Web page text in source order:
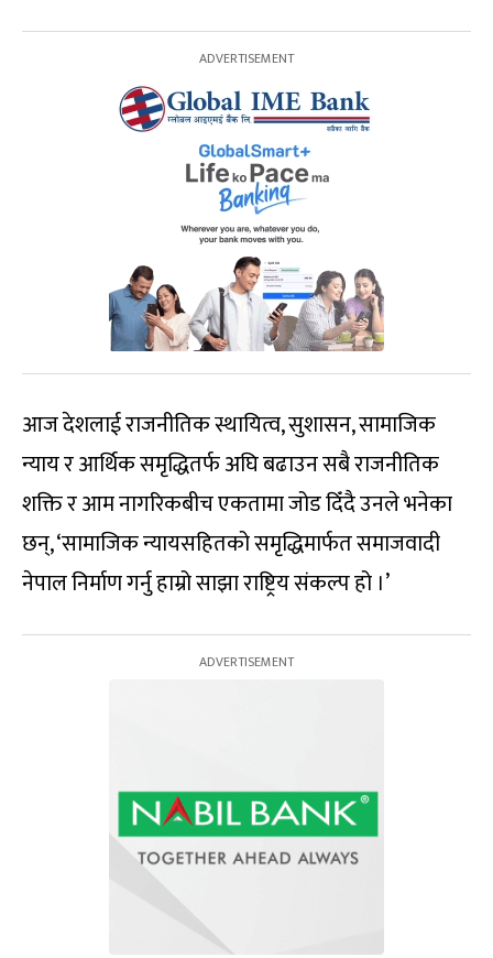
आज देशलाई राजनीतिक स्थायित्व, सुशासन, सामाजिक
न्याय र आर्थिक समृद्धितर्फ अघि बढाउन सबै राजनीतिक
शक्ति र आम नागरिकबीच एकतामा जोड दिँदै उनले भनेका
छन्, ‘सामाजिक न्यायसहितको समृद्धिमार्फत समाजवादी
नेपाल निर्माण गर्नु हाम्रो साझा राष्ट्रिय संकल्प हो ।’